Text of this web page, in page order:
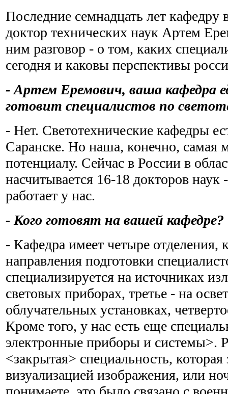
Последние семнадцать лет кафедру
доктор технических наук Артем
ним разговор - о том, каких
сегодня и каковы перспективы
- Артем Еремович, ваша кафедра
готовит специалистов по
- Нет. Светотехнические кафедры
Саранске. Но наша, конечно, самая
потенциалу. Сейчас в России в
насчитывается 16-18 докторов
работает у нас.
- Кого готовят на вашей кафедре?
- Кафедра имеет четыре отделения,
направления подготовки
специализируется на источниках
световых приборах, третье - на
облучательных установках,
Кроме того, у нас есть еще
электронные приборы и системы>.
<закрытая> специальность, которая
визуализацией изображения, или